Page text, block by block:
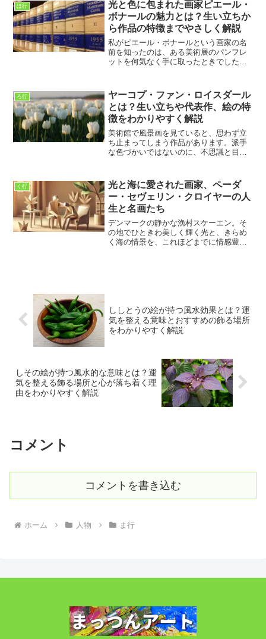
芸術」が感じられたからでし...
ほ行
光と色に包まれた画家ピエール・
ボナールの魅力とは？生い立ちか
ら作品の特徴までやさしく解説
私がピエール・ボナールという画家の名
前を知ったのは、ある美術展のパンフレ
ットを何気なく手に取ったときでした。
かい色だな」と感じたのがきっかけで
す。車椅子での生活を送る私...
ろ行
ヤーコプ・ファン・ロイスダール
とは？生い立ちや代表作、絵の特
徴をわかりやすく解説
美術館で風景画を見ていると、思わず立
ち止まってしまう作品があります。派手
な色づかいではないのに、不思議と目を
スダールの作品を初めて見たときも、ま
さにそんな気持ちになりま...
く行
光と海に愛された画家、ペーダ
ー・セヴェリン・クロイヤーの人
生と名画たち
デンマークの静かな漁村スケーエン。そ
の地でひときわ美しく輝く光と、きらめ
く海の情景を、これほどまでに情感豊か
ししとうの絵が持つ風水効果とは？運
気を整える意味とおすすめの飾る場所
をわかりやすく解説
しその絵が持つ風水的な意味とは？運
気を整える飾る場所と心が落ち着く理
由をわかりやすく解説
コメント
コメントを書き込む
ホーム 人物 ま行